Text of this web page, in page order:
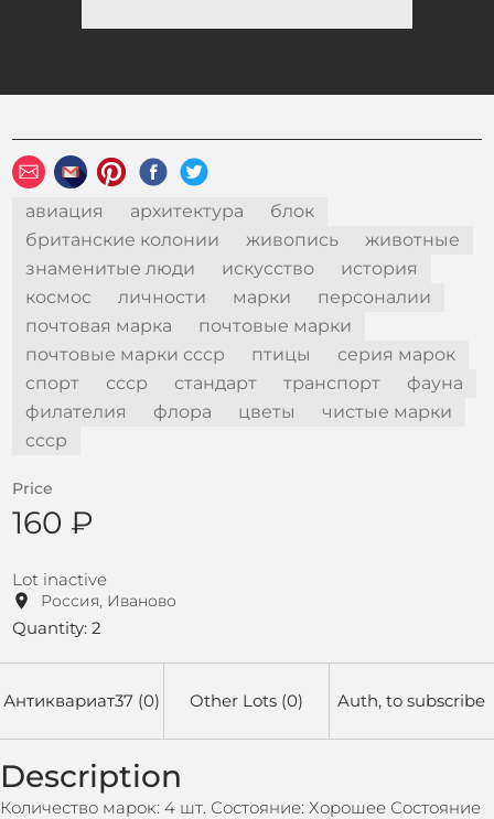
авиация архитектура
блок
британские колонии
живопись
животные
знаменитые люди
искусство
история
космос
личности марки
персоналии
почтовая марка
почтовые марки
почтовые марки ссср
птицы
серия марок
спорт
ссср стандарт транспорт
фауна
филателия
флора цветы
чистые марки
cccp
Price
160 ₽
Lot inactive
Россия, Иваново
Quantity: 2
Антиквариат37 (0) Other Lots (0) Auth, to subscribe
Description
Количество марок: 4 шт. Состояние: Хорошее Состояние